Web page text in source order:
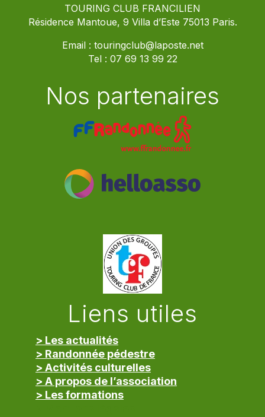
TOURING CLUB FRANCILIEN
Résidence Mantoue, 9 Villa d’Este 75013 Paris.
Email : touringclub@laposte.net
Tel : 07 69 13 99 22
Nos partenaires
Liens utiles
> Les actualités
> Randonnée pédestre
> Activités culturelles
> A propos de l’association
> Les formations